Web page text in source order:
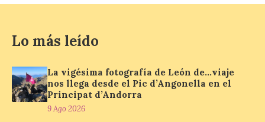
de…viaje. Una iniciativa
Enróllate, la Asociación
Conceyu País Llionés y el Diario de
Turismo, Ocio e Información para
jóvenes “Enredando.info”. Miguel Robles
nos envía la vigésima fotografía de […]
Lo más leído
La vigésima fotografía de León de…viaje
nos llega desde el Pic d’Angonella en el
Principat d’Andorra
9 Ago 2026